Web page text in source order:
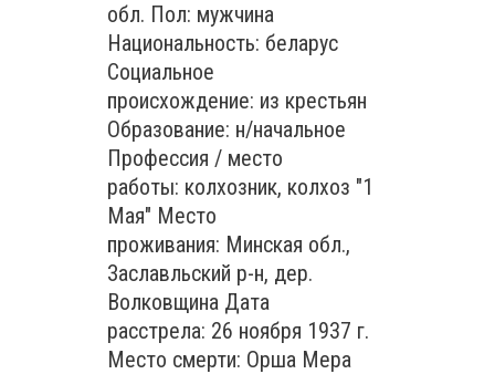
обл. Пол: мужчина
Национальность: беларус
Социальное
происхождение: из крестьян
Образование: н/начальное
Профессия / место
работы: колхозник, колхоз "1
Мая" Место
проживания: Минская обл.,
Заславльский р-н, дер.
Волковщина Дата
расстрела: 26 ноября 1937 г.
Место смерти: Орша Мера